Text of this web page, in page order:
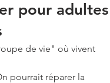
pour adultes
de vie" où vivent
pourrait réparer la